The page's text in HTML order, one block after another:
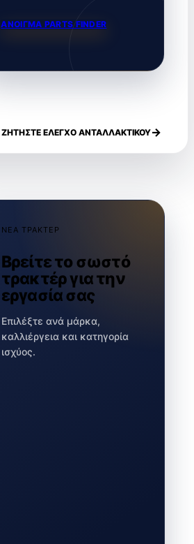
ΑΝΟΙΓΜΑ PARTS FINDER
ΖΗΤΗΣΤΕ ΕΛΕΓΧΟ ΑΝΤΑΛΛΑΚΤΙΚΟΥ
ΝΕΑ ΤΡΑΚΤΕΡ
Βρείτε το σωστό
τρακτέρ για την
εργασία σας
Επιλέξτε ανά μάρκα,
καλλιέργεια και κατηγορία
ισχύος.